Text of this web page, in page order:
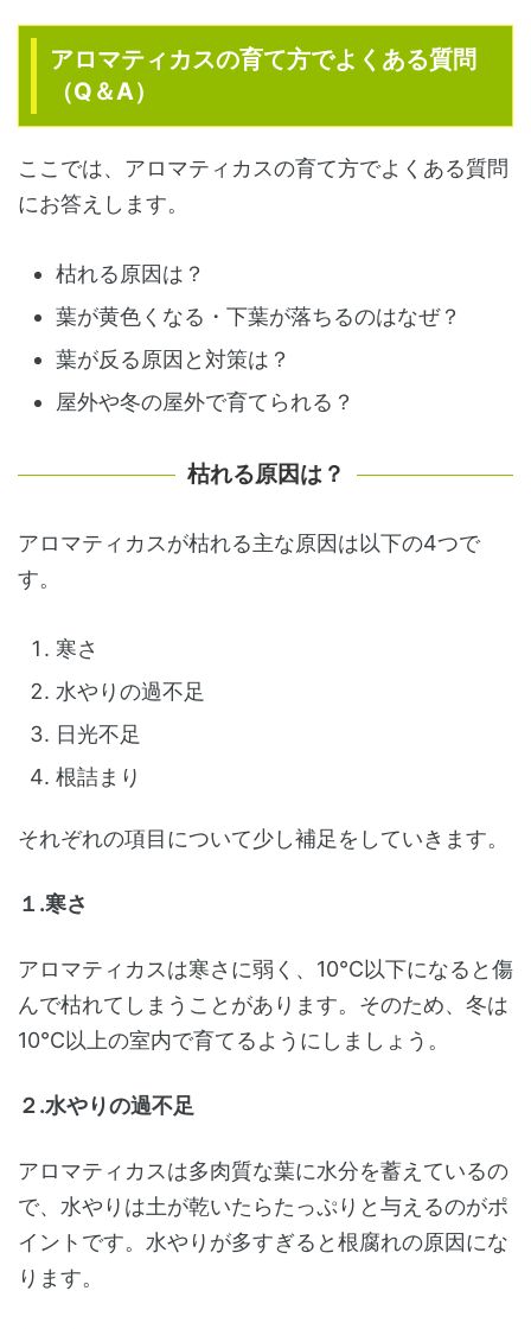
アロマティカスの育て方でよくある質問
（Q＆A）
ここでは、アロマティカスの育て方でよくある質問
にお答えします。
枯れる原因は？
葉が黄色くなる・下葉が落ちるのはなぜ？
葉が反る原因と対策は？
屋外や冬の屋外で育てられる？
枯れる原因は？
アロマティカスが枯れる主な原因は以下の4つで
す。
寒さ
水やりの過不足
日光不足
根詰まり
それぞれの項目について少し補足をしていきます。
１.寒さ
アロマティカスは寒さに弱く、10℃以下になると傷
んで枯れてしまうことがあります。そのため、冬は
10℃以上の室内で育てるようにしましょう。
２.水やりの過不足
アロマティカスは多肉質な葉に水分を蓄えているの
で、水やりは土が乾いたらたっぷりと与えるのがポ
イントです。水やりが多すぎると根腐れの原因にな
ります。